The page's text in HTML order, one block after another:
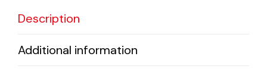
Solar lighting
Description
Additional information